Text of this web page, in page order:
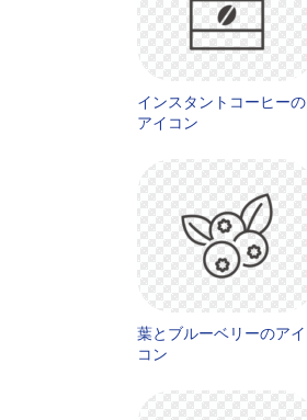
インスタントコーヒーの
アイコン
葉とブルーベリーのアイ
コン